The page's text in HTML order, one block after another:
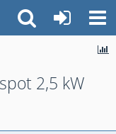
2,5 kW